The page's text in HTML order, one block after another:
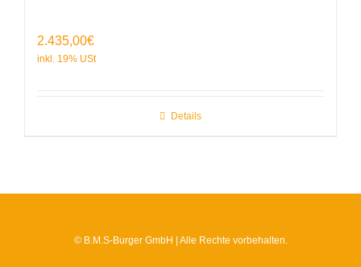
2.435,00€
Details
© B.M.S-Burger GmbH | Alle Rechte vorbehalten.